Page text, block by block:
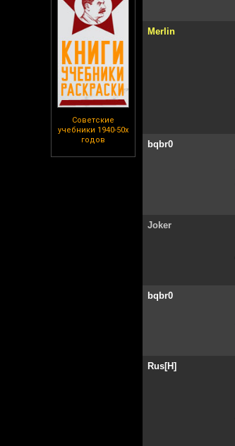
Советские
учебники 1940-50х
годов
Merlin
bqbr0
Joker
bqbr0
Rus[H]